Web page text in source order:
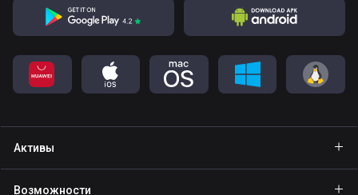
Активы
Возможности